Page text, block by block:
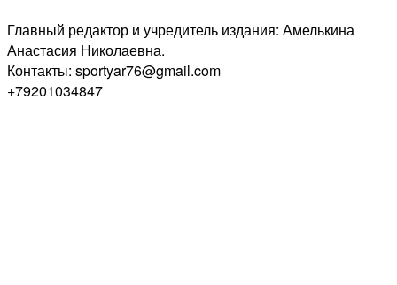
Главный редактор и учредитель издания: Амелькина
Анастасия Николаевна.
Контакты: sportyar76@gmail.com
+79201034847